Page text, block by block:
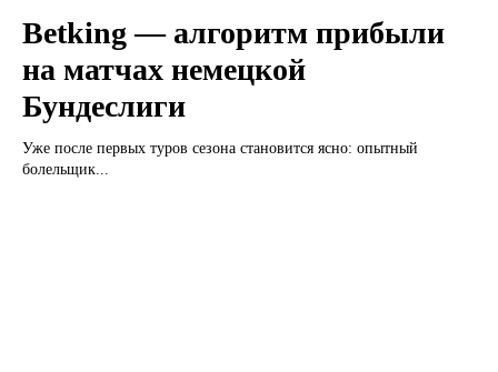
Betking — алгоритм прибыли
на матчах немецкой
Бундеслиги
Уже после первых туров сезона становится ясно: опытный
болельщик...